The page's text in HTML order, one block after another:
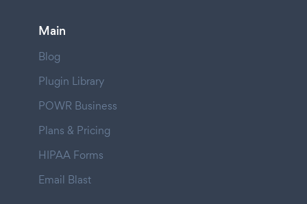
Main
Blog
Plugin Library
POWR Business
Plans & Pricing
HIPAA Forms
Email Blast